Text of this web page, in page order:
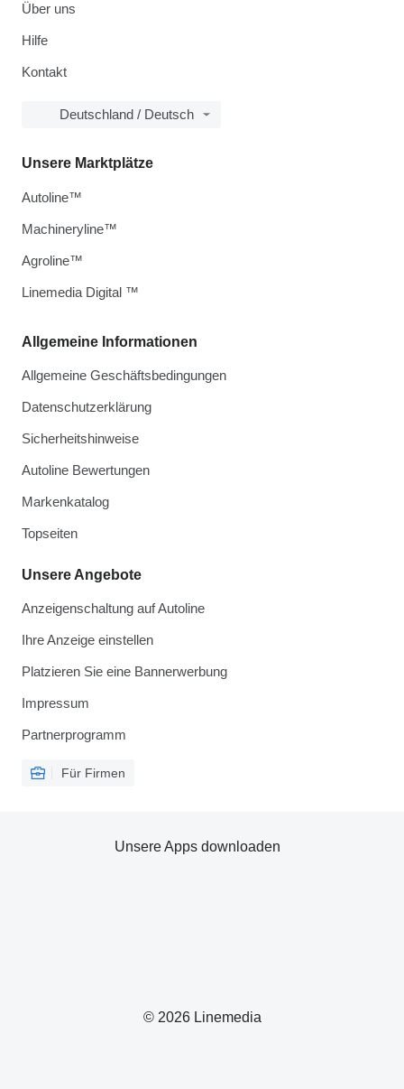
Über uns
Hilfe
Kontakt
Deutschland / Deutsch
Allgemeine Informationen
Allgemeine Geschäftsbedingungen
Datenschutzerklärung
Sicherheitshinweise
Autoline Bewertungen
Markenkatalog
Topseiten
Unsere Angebote
Anzeigenschaltung auf Autoline
Ihre Anzeige einstellen
Platzieren Sie eine Bannerwerbung
Impressum
Partnerprogramm
Für Firmen
Unsere Marktplätze
Autoline™
Machineryline™
Agroline™
Linemedia Digital ™
© 2026 Linemedia
Unsere Apps downloaden